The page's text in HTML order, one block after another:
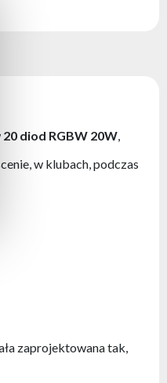
20 diod RGBW 20W,
w klubach, podczas
zaprojektowana tak,